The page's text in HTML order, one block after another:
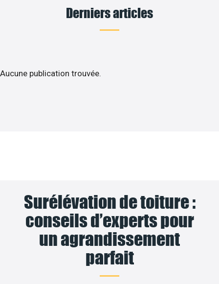
Derniers articles
Aucune publication trouvée.
Surélévation de toiture :
conseils d’experts pour
un agrandissement
parfait